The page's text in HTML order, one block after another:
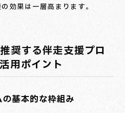
効果は一層高まります。
奨する伴走支援プロ
用ポイント
基本的な枠組み